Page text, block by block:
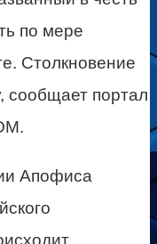
по мере
Столкновение
сообщает портал
Апофиса